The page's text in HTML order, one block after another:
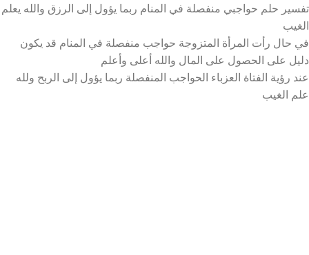
تفسير حلم حواجبي منفصلة في المنام ربما يؤول إلى الرزق والله يعلم
الغيب
في حال رأت المرأة المتزوجة حواجب منفصلة في المنام قد يكون
دليل على الحصول على المال والله أعلى وأعلم
عند رؤية الفتاة العزباء الحواجب المنفصلة ربما يؤول إلى الربح ولله
علم الغيب